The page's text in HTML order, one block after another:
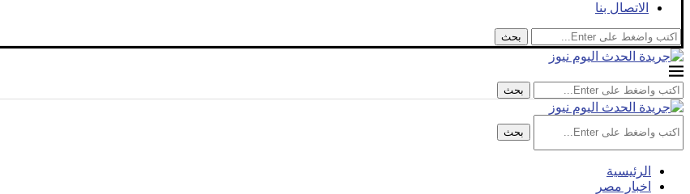
الاتصال بنا
بحث
بحث
بحث
الرئيسية
اخبار مصر